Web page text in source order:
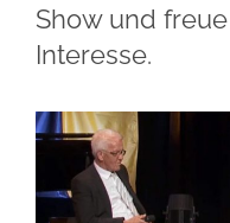
Show und
Interesse.